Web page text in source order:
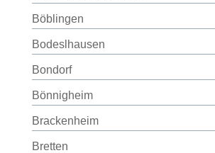
Böblingen
Bodeslhausen
Bondorf
Bönnigheim
Brackenheim
Bretten